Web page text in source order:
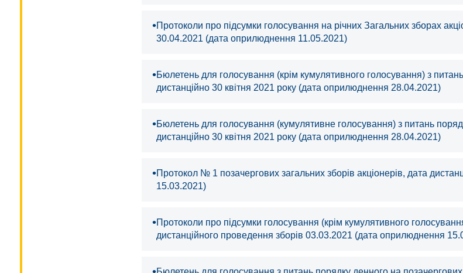
•Протоколи про підсумки голосування на річних Загальних зборах
30.04.2021 (дата оприлюднення 11.05.2021)
•Бюлетень для голосування (крім кумулятивного голосування) з
дистанційно 30 квітня 2021 року (дата оприлюднення 28.04.2021)
•Бюлетень для голосування (кумулятивне голосування) з питань
дистанційно 30 квітня 2021 року (дата оприлюднення 28.04.2021)
•Протокол № 1 позачергових загальних зборів акціонерів, дата
15.03.2021)
•Протоколи про підсумки голосування (крім кумулятивного
дистанційного проведення зборів 03.03.2021 (дата оприлюднення